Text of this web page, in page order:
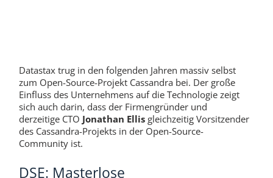
Datastax trug in den folgenden Jahren massiv selbst
zum Open-Source-Projekt Cassandra bei. Der große
Einfluss des Unternehmens auf die Technologie zeigt
sich auch darin, dass der Firmengründer und
derzeitige CTO Jonathan Ellisgleichzeitig Vorsitzender
des Cassandra-Projekts in der Open-Source-
Community ist.
DSE: Masterlose